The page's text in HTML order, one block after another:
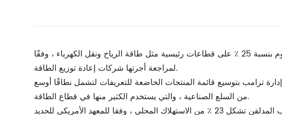
من المتوقع أن تؤثر الرسوم الجمركية التي فرضها الرئيس الأمريكي دونالد ترامب على واردات الصلب والألومنيوم بنسبة 25 ٪ على قطاعات رئيسية مثل طاقة الرياح ونقل الكهرباء ، وفقًا
لمراجعة أجرتها شركات إعادة توزيع الطاقة.
ترامب بتوسيع قائمة المنتجات الخاضعة للتعريفات لتشمل نطاقًا أوسع
من السلع الصناعية ، والتي يستخدم الكثير منها في قطاع الطاقة.
في عام 2024 ، استوردت الولايات المتحدة ما مجموعه 26.2 مليون طن من الفولاذ ، مع واردات الصلب المدلفن تشكل 23 ٪ من الاستهلاك المحلي ، وفقا للمعهد الأمريكي للحديد